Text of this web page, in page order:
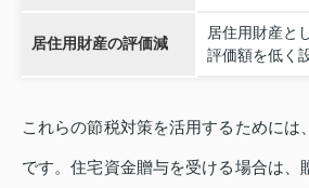
居住用財産の評価減
居住用財産と
評価額を低く
これらの節税対策を活用するためには
です。住宅資金贈与を受ける場合は、